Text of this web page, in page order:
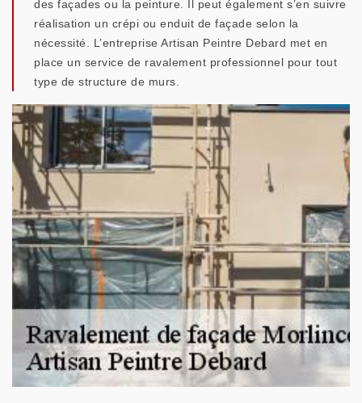
des façades ou la peinture. Il peut également s’en suivre
réalisation un crépi ou enduit de façade selon la
nécessité. L’entreprise Artisan Peintre Debard met en
place un service de ravalement professionnel pour tout
type de structure de murs.